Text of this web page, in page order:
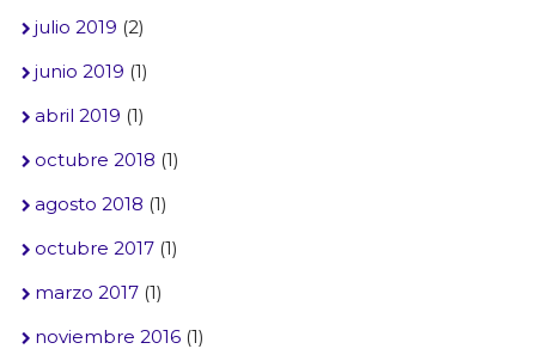
julio 2019 (2)
junio 2019 (1)
abril 2019 (1)
octubre 2018 (1)
agosto 2018 (1)
octubre 2017(1)
marzo 2017(1)
noviembre 2016(1)